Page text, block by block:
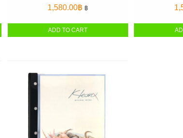
1,580.00฿ ฿
ADD TO CART